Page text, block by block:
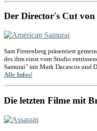
Der Director's Cut
Sam Firstenberg präsentiert
des ihm einst vom Studio
Samurai" mit Mark Dacascos und
Alle Infos!
Die letzten Filme mit